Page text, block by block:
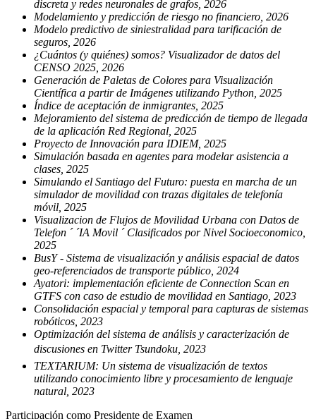
discreta y redes neuronales de grafos, 2026
Modelamiento y predicción de riesgo no financiero, 2026
Modelo predictivo de siniestralidad para tarificación de
seguros, 2026
¿Cuántos (y quiénes) somos? Visualizador de datos del
CENSO 2025, 2026
Generación de Paletas de Colores para Visualización
Científica a partir de Imágenes utilizando Python, 2025
Índice de aceptación de inmigrantes, 2025
Mejoramiento del sistema de predicción de tiempo de llegada
de la aplicación Red Regional, 2025
Proyecto de Innovación para IDIEM, 2025
Simulación basada en agentes para modelar asistencia a
clases, 2025
Simulando el Santiago del Futuro: puesta en marcha de un
simulador de movilidad con trazas digitales de telefonía
móvil, 2025
Visualizacion de Flujos de Movilidad Urbana con Datos de
Telefon ´ ´IA Movil ´ Clasificados por Nivel Socioeconomico,
2025
BusY - Sistema de visualización y análisis espacial de datos
geo-referenciados de transporte público, 2024
Ayatori: implementación eficiente de Connection Scan en
GTFS con caso de estudio de movilidad en Santiago, 2023
Consolidación espacial y temporal para capturas de sistemas
robóticos, 2023
Optimización del sistema de análisis y caracterización de
discusiones en Twitter Tsundoku, 2023
TEXTARIUM: Un sistema de visualización de textos
utilizando conocimiento libre y procesamiento de lenguaje
natural, 2023
Participación como Presidente de Examen